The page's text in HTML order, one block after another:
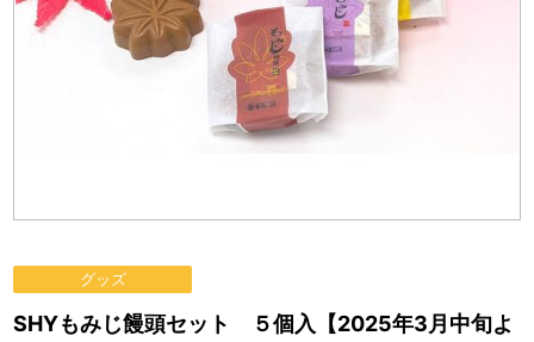
グッズ
SHYもみじ饅頭セット ５個入【2025年3月中旬よ